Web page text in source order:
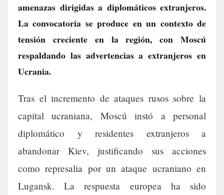
amenazas dirigidas a diplomáticos extranjeros.
La convocatoria se produce en un contexto de
tensión creciente en la región, con Moscú
respaldando las advertencias a extranjeros en
Ucrania.
Tras el incremento de ataques rusos sobre la
capital ucraniana, Moscú instó a personal
diplomático y residentes extranjeros a
abandonar Kiev, justificando sus acciones
como represalia por un ataque ucraniano en
Lugansk. La respuesta europea ha sido